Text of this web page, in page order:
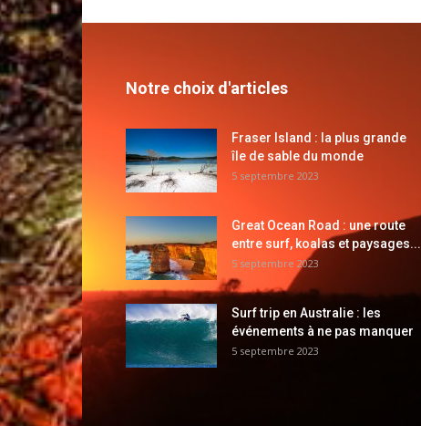
Notre choix d'articles
Fraser Island : la plus grande
île de sable du monde
5 septembre 2023
Great Ocean Road : une route
entre surf, koalas et paysages...
5 septembre 2023
Surf trip en Australie : les
événements à ne pas manquer
5 septembre 2023